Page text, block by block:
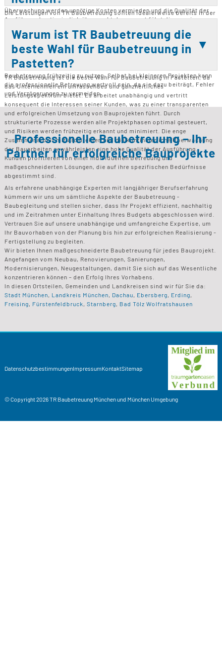
Überwachung werden unnötige Kosten vermieden und die Qualität der
Ausführung kontinuierlich überwacht. Insgesamt führt dies zu einer
Die Leistungen von TR Baubetreuung sollten idealerweise bereits in der
werden. So können von Anfang an klare Strukturen und Ziele definiert
werden, was die Kontrolle und Qualitätssicherung während der
Bauphase erleichtert. Besonders bei größeren oder komplexen
Projekten ist eine frühzeitige Einbindung entscheidend. Auch bei
Sanierungen oder Umbauten ist es sinnvoll, die Unterstützung von TR
Baubetreuung frühzeitig zu nutzen. Selbst bei kleineren Projekten kann
die professionelle Betreuung wertvoll sein, da sie dazu beiträgt, Fehler
und Verzögerungen zu vermeiden.
Warum ist TR Baubetreuung die
beste Wahl für Baubetreuung in
Pastetten?
TR Baubetreuung ist die beste Wahl für Baubetreuung in Pastetten, da
das Unternehmen ein umfassendes und ganzheitliches
Leistungsspektrum bietet. Es arbeitet unabhängig und vertritt
konsequent die Interessen seiner Kunden, was zu einer transparenten
und erfolgreichen Umsetzung von Bauprojekten führt. Durch
strukturierte Prozesse werden alle Projektphasen optimal gesteuert,
und Risiken werden frühzeitig erkannt und minimiert. Die enge
Zusammenarbeit mit Architekten und die kontinuierliche Überwachung
der Bauarbeiten gewährleisten eine hohe Qualität der Ausführung.
Kunden profitieren von einer individuellen Betreuung und
maßgeschneiderten Lösungen, die auf ihre spezifischen Bedürfnisse
abgestimmt sind.
Professionelle Baubetreuung – Ihr
Partner für erfolgreiche Bauprojekte
Als erfahrene unabhängige Experten mit langjähriger Berufserfahrung
kümmern wir uns um sämtliche Aspekte der Baubetreuung -
Baubegleitung und stellen sicher, dass Ihr Projekt effizient, nachhaltig
und im Zeitrahmen unter Einhaltung Ihres Budgets abgeschlossen wird.
Vertrauen Sie auf unsere unabhängige und umfangreiche Expertise, um
Ihr Bauvorhaben von der Planung bis hin zur erfolgreichen Realisierung -
Fertigstellung zu begleiten.
Wir bieten Ihnen maßgeschneiderte Baubetreuung für jedes Bauprojekt.
Angefangen vom Neubau, Renovierungen, Sanierungen,
Modernisierungen, Neugestaltungen, damit Sie sich auf das Wesentliche
konzentrieren können – den Erfolg Ihres Vorhabens.
In diesen Ortsteilen, Gemeinden und Landkreisen sind wir für Sie da:
Stadt München, Landkreis München, Dachau, Ebersberg, Erding,
Freising, Fürstenfeldbruck, Starnberg, Bad Tölz Wolfratshausen
DatenschutzbestimmungenImpressumKontaktSitemap
© Copyright 2026TR BaubetreuungMünchen und München Umgebung